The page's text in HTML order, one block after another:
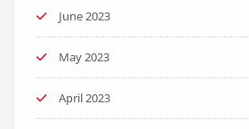
June 2023
May 2023
April 2023